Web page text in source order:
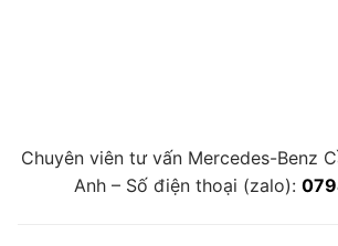
Chuyên viên tư vấn Mercedes-Benz
Anh – Số điện thoại (zalo):